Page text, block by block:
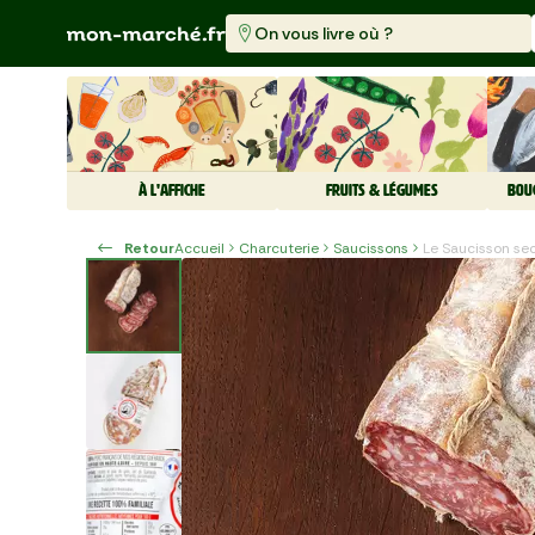
On vous livre où ?
À L'AFFICHE FRUITS & LÉGUMES
RetourAccueil Charcuterie Saucissons Le Saucisson